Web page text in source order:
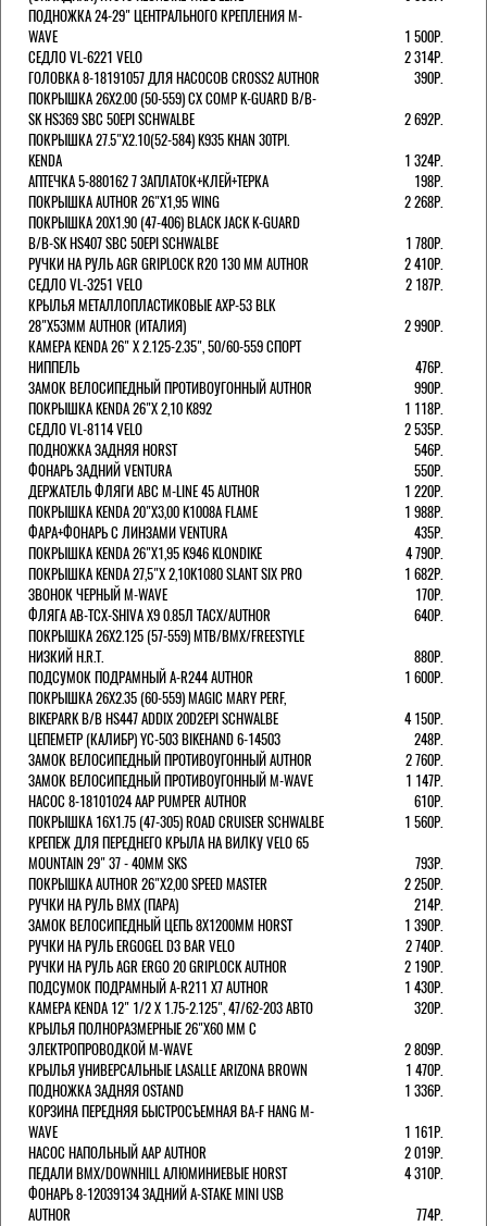
ПОДНОЖКА 24-29" ЦЕНТРАЛЬНОГО КРЕПЛЕНИЯ M-
WAVE
1 500Р.
СЕДЛО VL-6221 VELO
2 314Р.
ГОЛОВКА 8-18191057 ДЛЯ НАСОСОВ CROSS2 AUTHOR
390Р.
ПОКРЫШКА 26X2.00 (50-559) CX COMP K-GUARD B/B-
SK HS369 SBC 50EPI SCHWALBE
2 692Р.
ПОКРЫШКА 27.5"Х2.10(52-584) K935 KHAN 30TPI.
KENDA
1 324Р.
АПТЕЧКА 5-880162 7 ЗАПЛАТОК+КЛЕЙ+ТЕРКА
198Р.
ПОКРЫШКА AUTHOR 26"Х1,95 WING
2 268Р.
ПОКРЫШКА 20X1.90 (47-406) BLACK JACK K-GUARD
B/B-SK HS407 SBC 50EPI SCHWALBE
1 780Р.
РУЧКИ НА РУЛЬ AGR GRIPLOCK R20 130 ММ AUTHOR
2 410Р.
СЕДЛО VL-3251 VELO
2 187Р.
КРЫЛЬЯ МЕТАЛЛОПЛАСТИКОВЫЕ AXP-53 BLK
28"Х53ММ AUTHOR (ИТАЛИЯ)
2 990Р.
КАМЕРА KENDA 26" Х 2.125-2.35", 50/60-559 СПОРТ
НИППЕЛЬ
476Р.
ЗАМОК ВЕЛОСИПЕДНЫЙ ПРОТИВОУГОННЫЙ AUTHOR
990Р.
ПОКРЫШКА KENDA 26"Х 2,10 K892
1 118Р.
СЕДЛО VL-8114 VELO
2 535Р.
ПОДНОЖКА ЗАДНЯЯ HORST
546Р.
ФОНАРЬ ЗАДНИЙ VENTURA
550Р.
ДЕРЖАТЕЛЬ ФЛЯГИ АВС M-LINE 45 AUTHOR
1 220Р.
ПОКРЫШКА KENDA 20"Х3,00 K1008A FLAME
1 988Р.
ФАРА+ФОНАРЬ С ЛИНЗАМИ VENTURA
435Р.
ПОКРЫШКА KENDA 26"Х1,95 K946 KLONDIKE
4 790Р.
ПОКРЫШКА KENDA 27,5"Х 2,10K1080 SLANT SIX PRO
1 682Р.
ЗВОНОК ЧЕРНЫЙ M-WAVE
170Р.
ФЛЯГА AB-TCX-SHIVA X9 0.85Л TACX/AUTHOR
640Р.
ПОКРЫШКА 26X2.125 (57-559) MTB/BMX/FREESTYLE
НИЗКИЙ H.R.T.
880Р.
ПОДСУМОК ПОДРАМНЫЙ A-R244 AUTHOR
1 600Р.
ПОКРЫШКА 26X2.35 (60-559) MAGIC MARY PERF,
BIKEPARK B/B HS447 ADDIX 20D2EPI SCHWALBE
4 150Р.
ЦЕПЕМЕТР (КАЛИБР) YC-503 BIKEHAND 6-14503
248Р.
ЗАМОК ВЕЛОСИПЕДНЫЙ ПРОТИВОУГОННЫЙ AUTHOR
2 760Р.
ЗАМОК ВЕЛОСИПЕДНЫЙ ПРОТИВОУГОННЫЙ M-WAVE
1 147Р.
НАСОС 8-18101024 AAP PUMPER AUTHOR
610Р.
ПОКРЫШКА 16X1.75 (47-305) ROAD CRUISER SCHWALBE
1 560Р.
КРЕПЕЖ ДЛЯ ПЕРЕДНЕГО КРЫЛА НА ВИЛКУ VELO 65
MOUNTAIN 29" 37 - 40ММ SKS
793Р.
ПОКРЫШКА AUTHOR 26"Х2,00 SPEED MASTER
2 250Р.
РУЧКИ НА РУЛЬ BMX (ПАРА)
214Р.
ЗАМОК ВЕЛОCИПЕДНЫЙ ЦЕПЬ 8Х1200ММ HORST
1 390Р.
РУЧКИ НА РУЛЬ ERGOGEL D3 BAR VELO
2 740Р.
РУЧКИ НА РУЛЬ AGR ERGO 20 GRIPLOCK AUTHOR
2 190Р.
ПОДСУМОК ПОДРАМНЫЙ A-R211 X7 AUTHOR
1 430Р.
КАМЕРА KENDA 12" 1/2 Х 1.75-2.125", 47/62-203 АВТО
320Р.
КРЫЛЬЯ ПОЛНОРАЗМЕРНЫЕ 26"Х60 ММ С
ЭЛЕКТРОПРОВОДКОЙ M-WAVE
2 809Р.
КРЫЛЬЯ УНИВЕРСАЛЬНЫЕ LASALLE ARIZONA BROWN
1 470Р.
ПОДНОЖКА ЗАДНЯЯ OSTAND
1 336Р.
КОРЗИНА ПЕРЕДНЯЯ БЫСТРОСЪЕМНАЯ BA-F HANG M-
WAVE
1 161Р.
НАСОС НАПОЛЬНЫЙ AAP AUTHOR
2 019Р.
ПЕДАЛИ BMX/DOWNHILL АЛЮМИНИЕВЫЕ HORST
4 310Р.
ФОНАРЬ 8-12039134 ЗАДНИЙ A-STAKE MINI USB
AUTHOR
774Р.